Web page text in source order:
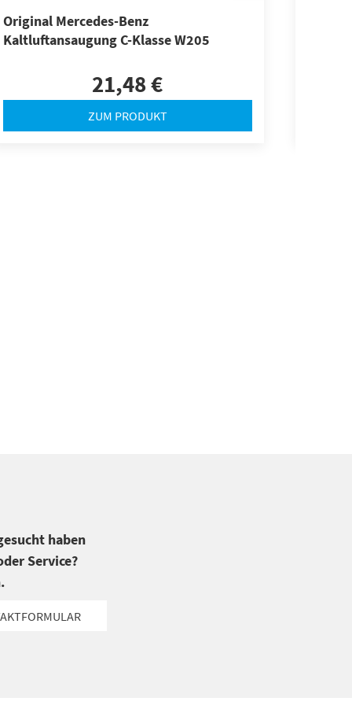
Original Mercedes-Benz
Kaltluftansaugung C-Klasse W205
21,48 €
ZUM PRODUKT
haben
Service?